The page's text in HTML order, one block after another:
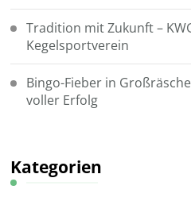
Tradition mit Zukunft –
Kegelsportverein
Bingo-Fieber in
voller Erfolg
Kategorien